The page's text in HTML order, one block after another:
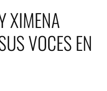
XIMENA
VOCES EN